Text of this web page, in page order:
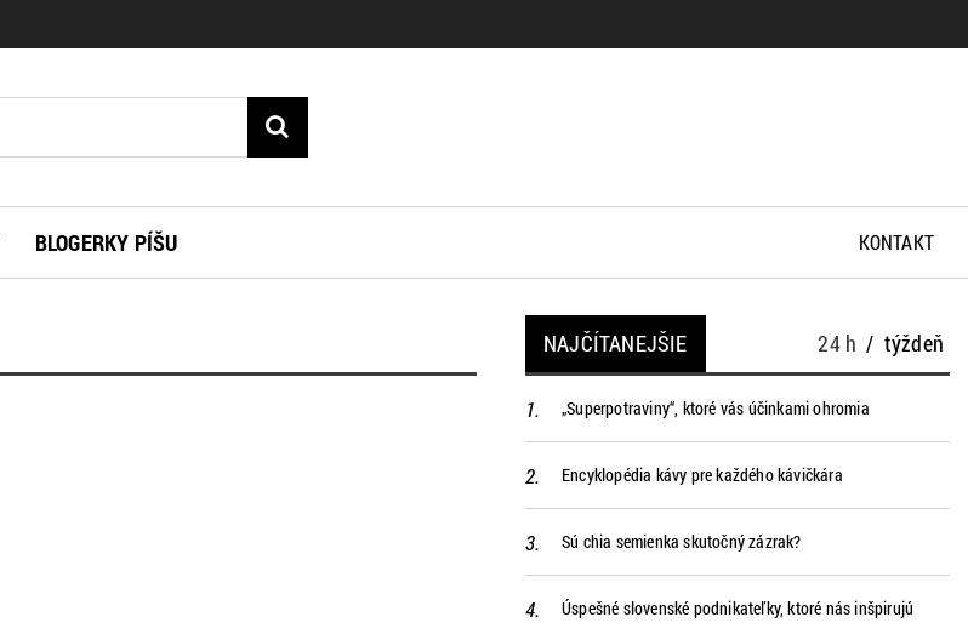
BLOGERKY PÍŠU KONTAKT
NAJČÍTANEJŠIE 24 h / týždeň
„Superpotraviny“, ktoré vás účinkami ohromia
Encyklopédia kávy pre každého kávičkára
Sú chia semienka skutočný zázrak?
Úspešné slovenské podnikateľky, ktoré nás inšpirujú